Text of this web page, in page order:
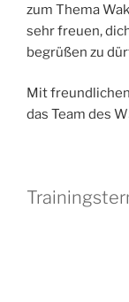
zum Thema
sehr freuen,
begrüßen zu
Mit
das Team des